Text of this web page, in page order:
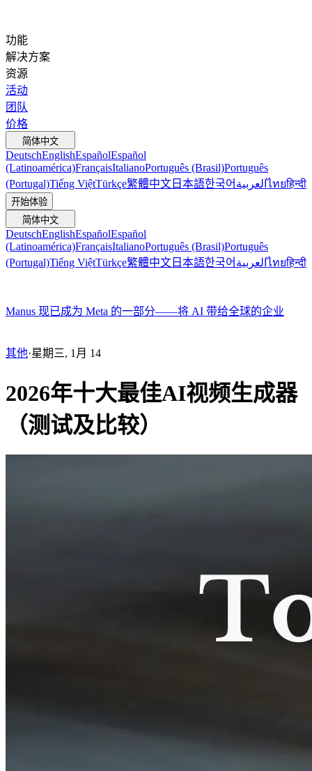
功能
解决方案
资源
活动
团队
价格
简体中文
DeutschEnglishEspañolEspañol
(Latinoamérica)FrançaisItalianoPortuguês (Brasil)Português
(Portugal)Tiếng ViệtTürkçe繁體中文 日本語한국어 العربيةไทยहिन्दी
开始体验
简体中文
DeutschEnglishEspañolEspañol
(Latinoamérica)FrançaisItalianoPortuguês (Brasil)Português
(Portugal)Tiếng ViệtTürkçe繁體中文 日本語한국어 العربيةไทยहिन्दी
Manus 现已成为 Meta 的一部分——将 AI 带给全球的企业
其他·星期三, 1月 14
2026年十大最佳AI视频生成器
（测试及比较）